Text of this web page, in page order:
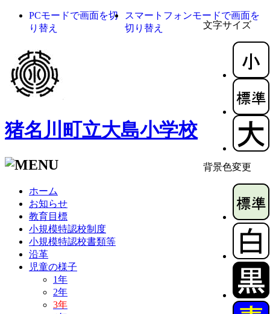
文字サイズ
背景色変更
PCモードで画面を切
り替え
スマートフォンモードで画面を
切り替え
猪名川町立大島小学校
ホーム
お知らせ
教育目標
小規模特認校制度
小規模特認校書類等
沿革
児童の様子
1年
2年
3年